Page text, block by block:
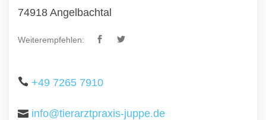
74918 Angelbachtal
Weiterempfehlen:
+49 7265 7910
info@tierarztpraxis-juppe.de